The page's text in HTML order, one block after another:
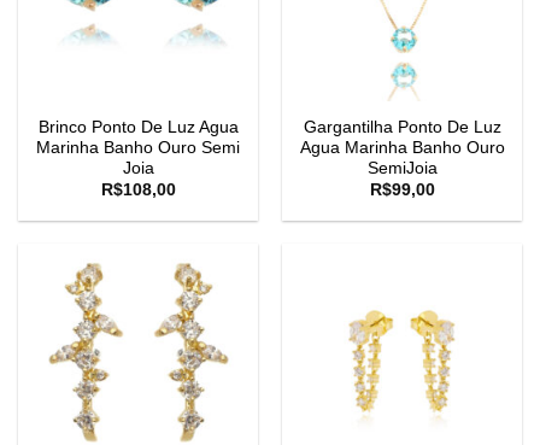
Brinco Ponto De Luz Agua
Marinha Banho Ouro Semi
Joia
R$108,00
Gargantilha Ponto De Luz
Agua Marinha Banho Ouro
SemiJoia
R$99,00